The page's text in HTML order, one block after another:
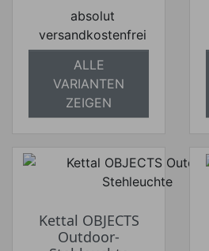
absolut
versandkostenfrei
ALLE
VARIANTEN
ZEIGEN
Kettal OBJECTS
Outdoor-